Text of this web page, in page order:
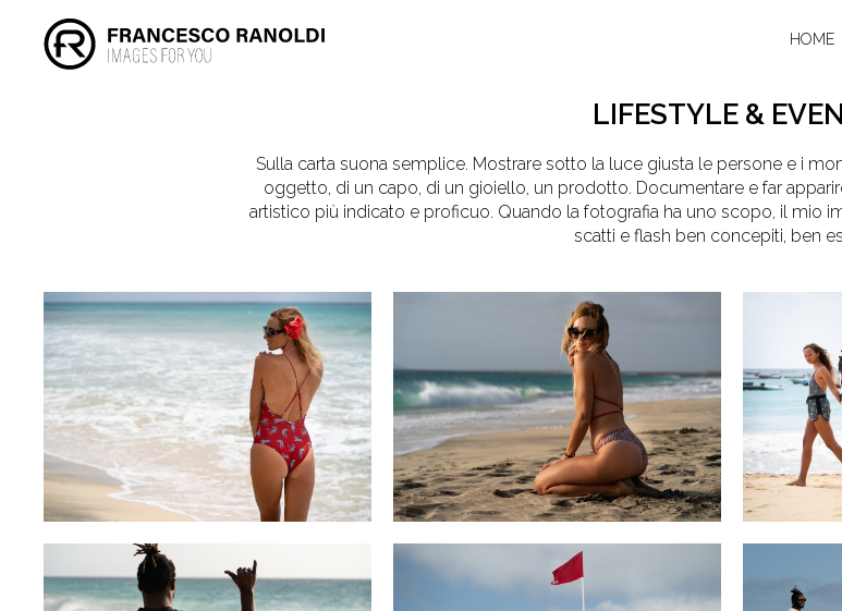
HOME
LIFESTYLE &
Sulla carta suona semplice. Mostrare sotto la luce giusta le persone e i
oggetto, di un capo, di un gioiello, un prodotto. Documentare e far
artistico più indicato e proficuo. Quando la fotografia ha uno scopo, il mio
scatti e flash ben concepiti, ben